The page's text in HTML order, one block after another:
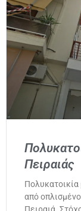
Πειραιάς
Πολυκατοικία
από